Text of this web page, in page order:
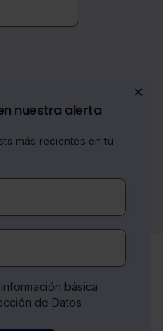
✕
nuestra alerta
más recientes en tu
básica
de Datos